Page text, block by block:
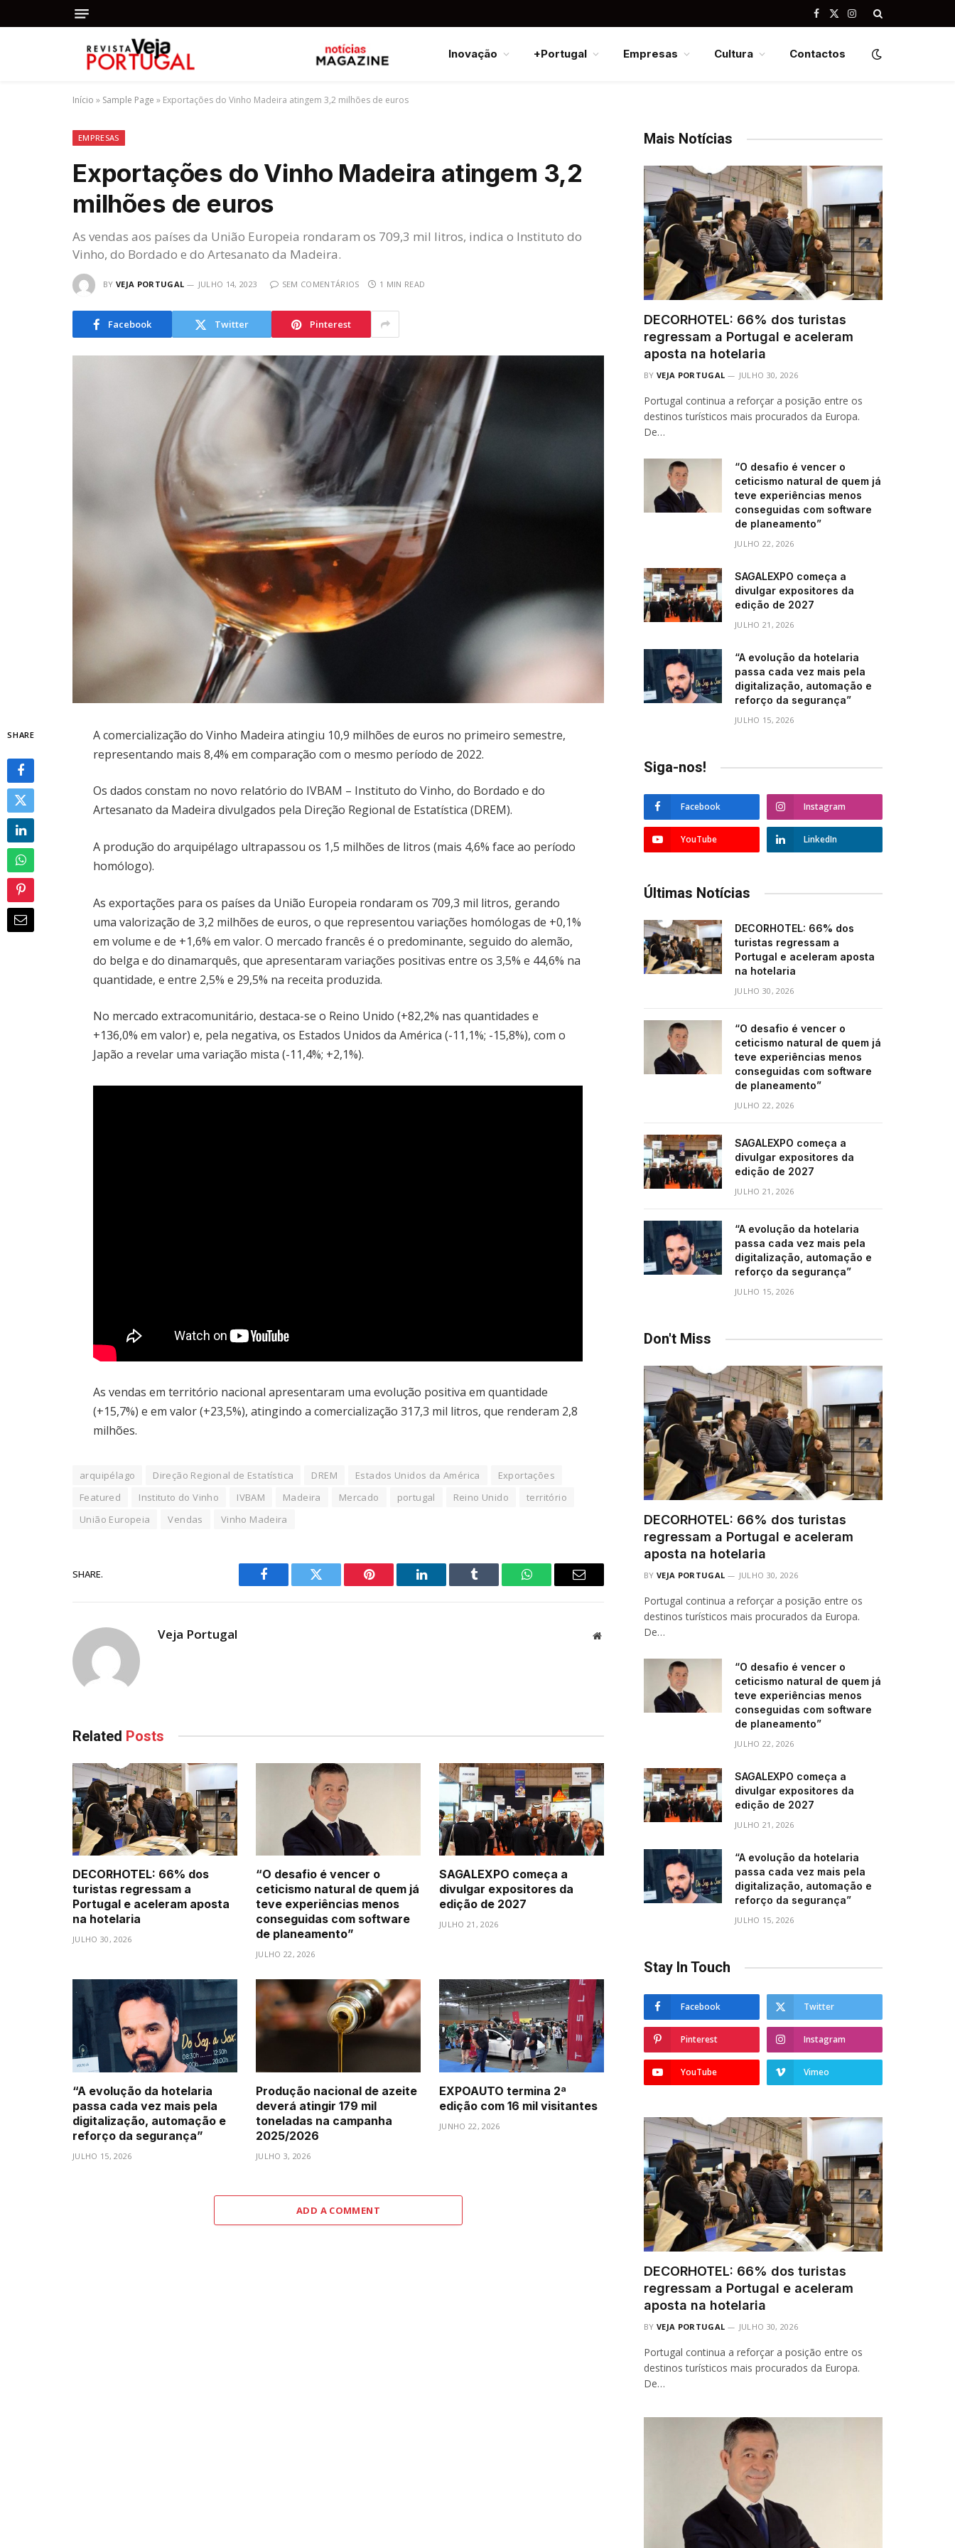
Facebook
X
Instagram
Inovação +Portugal Empresas Cultura Contactos
Início » Sample Page » Exportações do Vinho Madeira atingem 3,2 milhões de euros
EMPRESAS
Exportações do Vinho Madeira atingem 3,2
milhões de euros
As vendas aos países da União Europeia rondaram os 709,3 mil litros, indica o Instituto do
Vinho, do Bordado e do Artesanato da Madeira.
BY VEJA PORTUGAL JULHO 14, 2023 SEM COMENTÁRIOS 1 MIN READ
Facebook Twitter Pinterest
SHARE
A comercialização do Vinho Madeira atingiu 10,9 milhões de euros no primeiro semestre,
representando mais 8,4% em comparação com o mesmo período de 2022.
Os dados constam no novo relatório do IVBAM – Instituto do Vinho, do Bordado e do
Artesanato da Madeira divulgados pela Direção Regional de Estatística (DREM).
A produção do arquipélago ultrapassou os 1,5 milhões de litros (mais 4,6% face ao período
homólogo).
As exportações para os países da União Europeia rondaram os 709,3 mil litros, gerando
uma valorização de 3,2 milhões de euros, o que representou variações homólogas de +0,1%
em volume e de +1,6% em valor. O mercado francês é o predominante, seguido do alemão,
do belga e do dinamarquês, que apresentaram variações positivas entre os 3,5% e 44,6% na
quantidade, e entre 2,5% e 29,5% na receita produzida.
No mercado extracomunitário, destaca-se o Reino Unido (+82,2% nas quantidades e
+136,0% em valor) e, pela negativa, os Estados Unidos da América (-11,1%; -15,8%), com o
Japão a revelar uma variação mista (-11,4%; +2,1%).
As vendas em território nacional apresentaram uma evolução positiva em quantidade
(+15,7%) e em valor (+23,5%), atingindo a comercialização 317,3 mil litros, que renderam 2,8
milhões.
arquipélago Direção Regional de Estatística DREM Estados Unidos da América
Exportações
Featured
Instituto do Vinho IVBAM Madeira Mercado portugal Reino Unido
território
União Europeia
Vendas Vinho Madeira
SHARE.
Facebook Twitter Pinterest LinkedIn Tumblr WhatsAppEmail
Veja Portugal Website
Related Posts
DECORHOTEL: 66% dos
turistas regressam a
Portugal e aceleram aposta
na hotelaria
JULHO 30, 2026
“O desafio é vencer o
ceticismo natural de quem já
teve experiências menos
conseguidas com software
de planeamento”
JULHO 22, 2026
SAGALEXPO começa a
divulgar expositores da
edição de 2027
JULHO 21, 2026
“A evolução da hotelaria
passa cada vez mais pela
digitalização, automação e
reforço da segurança”
JULHO 15, 2026
Produção nacional de azeite
deverá atingir 179 mil
toneladas na campanha
2025/2026
JULHO 3, 2026
EXPOAUTO termina 2ª
edição com 16 mil visitantes
JUNHO 22, 2026
ADD A COMMENT
Mais Notícias
DECORHOTEL: 66% dos turistas
regressam a Portugal e aceleram
aposta na hotelaria
BY VEJA PORTUGAL JULHO 30, 2026
Portugal continua a reforçar a posição entre os
destinos turísticos mais procurados da Europa.
De…
“O desafio é vencer o
ceticismo natural de quem já
teve experiências menos
conseguidas com software
de planeamento”
JULHO 22, 2026
SAGALEXPO começa a
divulgar expositores da
edição de 2027
JULHO 21, 2026
“A evolução da hotelaria
passa cada vez mais pela
digitalização, automação e
reforço da segurança”
JULHO 15, 2026
Siga-nos!
Facebook Instagram
YouTube LinkedIn
Últimas Notícias
DECORHOTEL: 66% dos
turistas regressam a
Portugal e aceleram aposta
na hotelaria
JULHO 30, 2026
“O desafio é vencer o
ceticismo natural de quem já
teve experiências menos
conseguidas com software
de planeamento”
JULHO 22, 2026
SAGALEXPO começa a
divulgar expositores da
edição de 2027
JULHO 21, 2026
“A evolução da hotelaria
passa cada vez mais pela
digitalização, automação e
reforço da segurança”
JULHO 15, 2026
Don't Miss
DECORHOTEL: 66% dos turistas
regressam a Portugal e aceleram
aposta na hotelaria
BY VEJA PORTUGAL JULHO 30, 2026
Portugal continua a reforçar a posição entre os
destinos turísticos mais procurados da Europa.
De…
“O desafio é vencer o
ceticismo natural de quem já
teve experiências menos
conseguidas com software
de planeamento”
JULHO 22, 2026
SAGALEXPO começa a
divulgar expositores da
edição de 2027
JULHO 21, 2026
“A evolução da hotelaria
passa cada vez mais pela
digitalização, automação e
reforço da segurança”
JULHO 15, 2026
Stay In Touch
Facebook Twitter
Pinterest Instagram
YouTube Vimeo
DECORHOTEL: 66% dos turistas
regressam a Portugal e aceleram
aposta na hotelaria
BY VEJA PORTUGAL JULHO 30, 2026
Portugal continua a reforçar a posição entre os
destinos turísticos mais procurados da Europa.
De…